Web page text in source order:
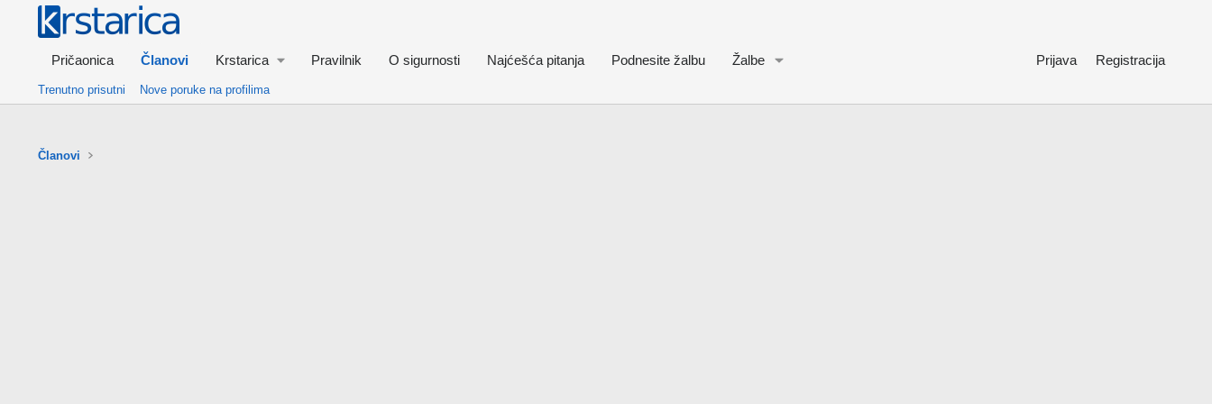
Pričaonica Članovi Krstarica Pravilnik O sigurnosti Najćešća pitanja Podnesite žalbu Žalbe Prijava Registracija
Trenutno prisutni Nove poruke na profilima
Članovi